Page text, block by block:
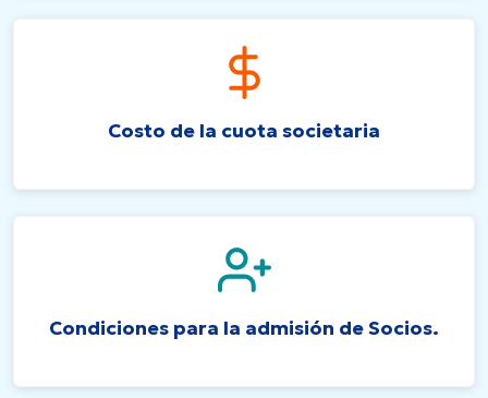
Costo de la cuota societaria
Condiciones para la admisión de Socios.